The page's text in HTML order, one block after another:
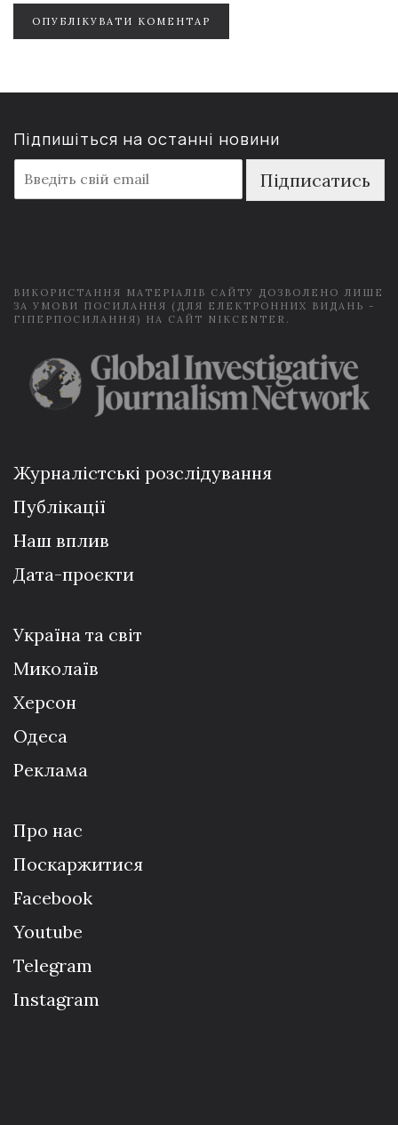
ОПУБЛІКУВАТИ КОМЕНТАР
Підпишіться на останні новини
m
a
Підписатись
ВИКОРИСТАННЯ МАТЕРІАЛІВ САЙТУ ДОЗВОЛЕНО ЛИШЕ
ЗА УМОВИ ПОСИЛАННЯ (ДЛЯ ЕЛЕКТРОННИХ ВИДАНЬ -
ГІПЕРПОСИЛАННЯ) НА САЙТ NIKCENTER.
Журналістські розслідування
Публікації
Наш вплив
Дата-проєкти
Україна та світ
Миколаїв
Херсон
Одеса
Реклама
Про нас
Поскаржитися
Facebook
Youtube
Telegram
Instagram